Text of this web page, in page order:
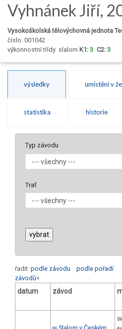
Vyhnánek Jiří,
Vysokoškolská tělovýchovná jednota
číslo: 001042
výkonnostní třídy slalom K1: 3 C2: 3
výsledky umístění v
statistika historie
Typ závodu
Trať
řadit: podle závodu podle pořadí
závodů<
datum závod